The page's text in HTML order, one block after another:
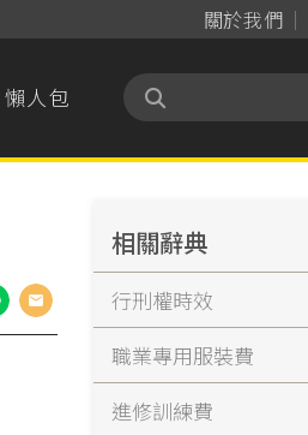
關於我們
懶人包
相關辭典
行刑權時效
職業專用服裝費
進修訓練費